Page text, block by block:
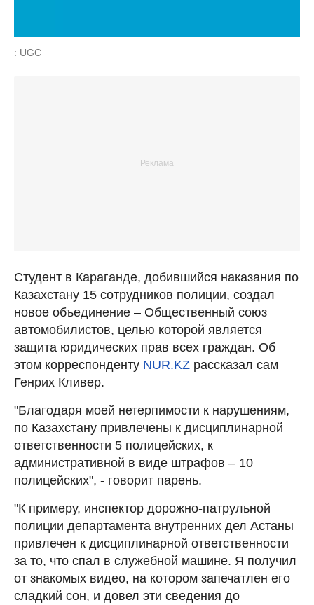
: UGC
Студент в Караганде, добившийся наказания по
Казахстану 15 сотрудников полиции, создал
новое объединение – Общественный союз
автомобилистов, целью которой является
защита юридических прав всех граждан. Об
этом корреспонденту NUR.KZ рассказал сам
Генрих Кливер.
"Благодаря моей нетерпимости к нарушениям,
по Казахстану привлечены к дисциплинарной
ответственности 5 полицейских, к
административной в виде штрафов – 10
полицейских", - говорит парень.
"К примеру, инспектор дорожно-патрульной
полиции департамента внутренних дел Астаны
привлечен к дисциплинарной ответственности
за то, что спал в служебной машине. Я получил
от знакомых видео, на котором запечатлен его
сладкий сон, и довел эти сведения до